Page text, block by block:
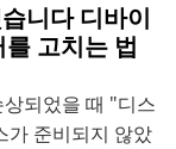
니다 디바이
고치는 법
되었을 때 "디스
가 준비되지 않았